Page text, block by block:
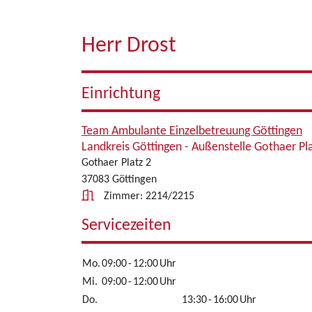
Herr Drost
Einrichtung
Team Ambulante Einzelbetreuung Göttingen
Landkreis Göttingen - Außenstelle Gothaer
Gothaer Platz 2
37083 Göttingen
Zimmer: 2214/2215
Servicezeiten
Mo.09:00-12:00Uhr
Mi. 09:00-12:00Uhr
Do.
13:30-16:00Uhr